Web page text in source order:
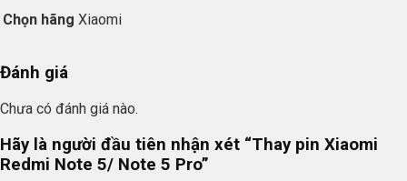
Chọn hãng Xiaomi
Đánh giá
Chưa có đánh giá nào.
Hãy là người đầu tiên nhận xét “Thay pin Xiaomi
Redmi Note 5/ Note 5 Pro”